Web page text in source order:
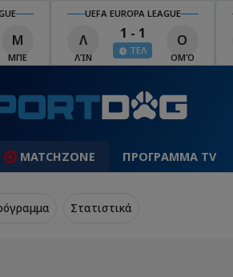
Μ
ΜΠΕ
UEFA EUROPA LEAGUE
Λ
ΛΊΝ
1 - 1
ΤΕΛ
Ο
ΟΜΌ
MATCHZONE ΠΡΟΓΡΑΜΜΑ TV
Στατιστικά